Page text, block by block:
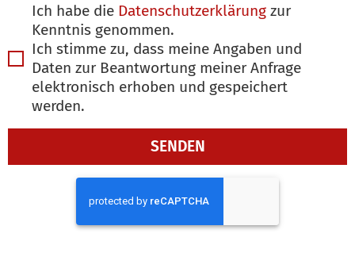
Ich habe die Datenschutzerklärung zur
Kenntnis genommen.
Ich stimme zu, dass meine Angaben und
Daten zur Beantwortung meiner Anfrage
elektronisch erhoben und gespeichert
werden.
SENDEN